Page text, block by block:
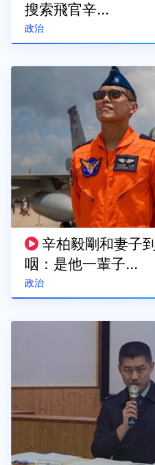
政治
搜索飛官辛...
政治
辛柏毅剛和妻子
咽：是他一輩子...